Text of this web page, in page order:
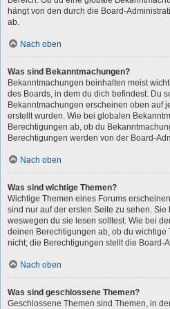
hängt von den durch die Board-
ab.
Nach oben
Was sind Bekanntmachungen?
Bekanntmachungen beinhalten meist
des Boards, in dem du dich befindest. Du
Bekanntmachungen erscheinen oben auf
erstellt wurden. Wie bei globalen
Berechtigungen ab, ob du
Berechtigungen werden von der Board-
Nach oben
Was sind wichtige Themen?
Wichtige Themen eines Forums
sind nur auf der ersten Seite zu sehen.
weswegen du sie lesen solltest. Wie bei
deinen Berechtigungen ab, ob du wichtige
nicht; die Berechtigungen stellt die Board-
Nach oben
Was sind geschlossene Themen?
Geschlossene Themen sind Themen, in